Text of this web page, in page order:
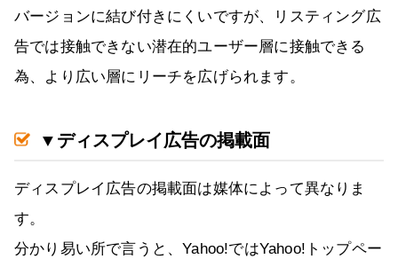
バージョンに結び付きにくいですが、リスティング広
告では接触できない潜在的ユーザー層に接触できる
為、より広い層にリーチを広げられます。
▼ディスプレイ広告の掲載面
ディスプレイ広告の掲載面は媒体によって異なりま
す。
分かり易い所で言うと、Yahoo!ではYahoo!トップペー